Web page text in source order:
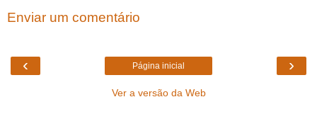
Enviar um comentário
‹ ›
Página inicial
Ver a versão da Web